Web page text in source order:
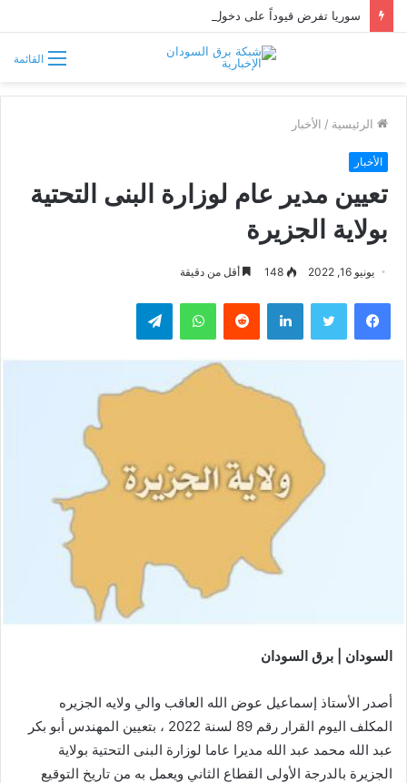
القائمة
الرئيسية / الأخبار
الأخبار
تعيين مدير عام لوزارة البنى التحتية
بولاية الجزيرة
يونيو 16, 2022 148 أقل من دقيقة
فيسبوك تويتر لينكدإن واتساب تيلقرام
السودان | برق السودان
أصدر الأستاذ إسماعيل عوض الله العاقب والي ولايه الجزيره
المكلف اليوم القرار رقم 89 لسنة 2022 ، بتعيين المهندس أبو بكر
عبد الله محمد عبد الله مديرا عاما لوزارة البنى التحتية بولاية
الجزيرة بالدرجة الأولى القطاع الثاني ويعمل به من تاريخ التوقيع